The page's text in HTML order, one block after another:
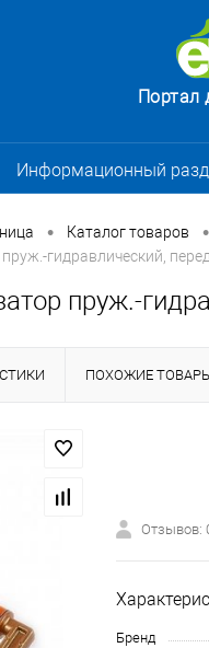
Портал
Информационный
• Каталог товаров •
гидравлический,
пруж.-
ПОХОЖИЕ
Отзывов:
Бренд